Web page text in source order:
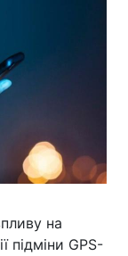
на
підміни GPS-